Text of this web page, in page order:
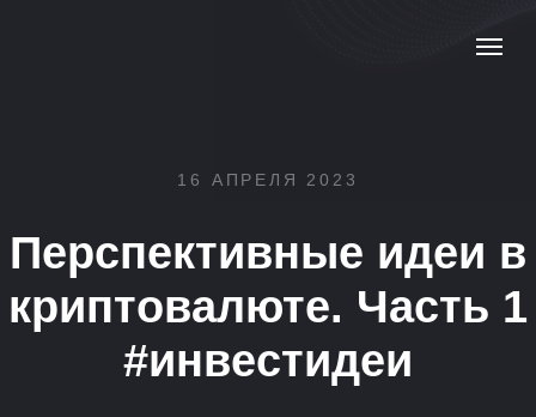
Перспективные идеи в
#инвестидеи